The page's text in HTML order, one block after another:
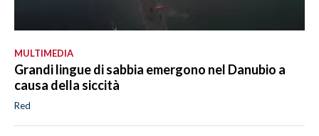
MULTIMEDIA
Grandi lingue di sabbia emergono nel Danubio a
causa della siccità
Red